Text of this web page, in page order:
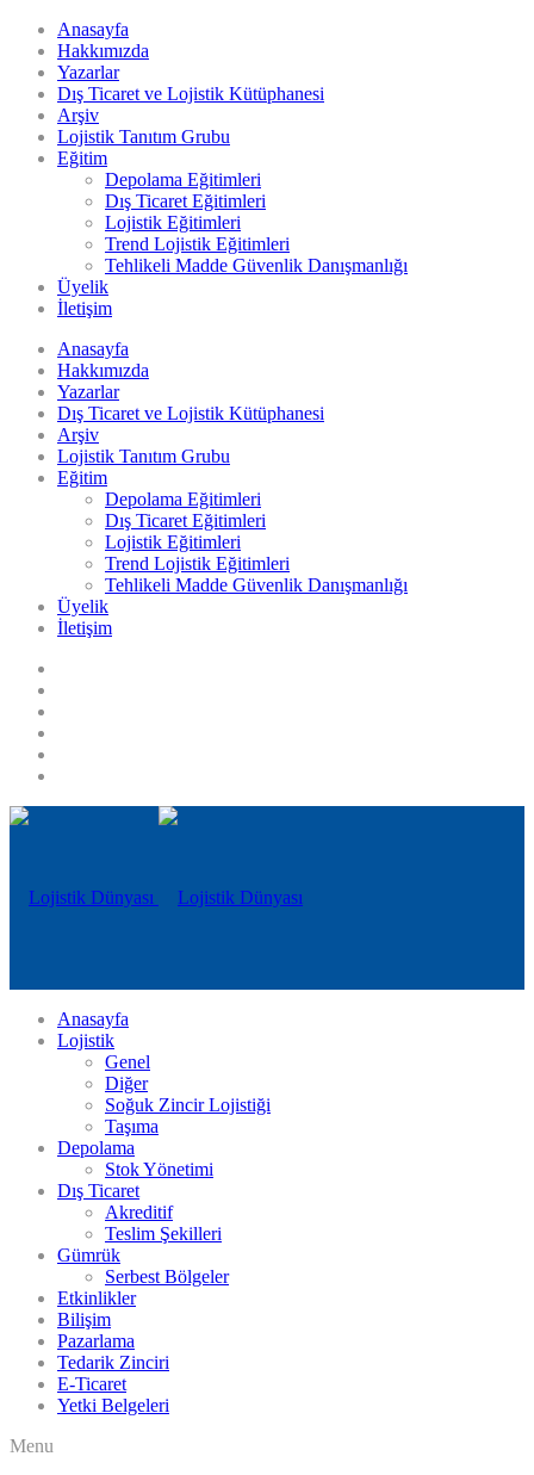
Anasayfa
Hakkımızda
Yazarlar
Dış Ticaret ve Lojistik Kütüphanesi
Arşiv
Lojistik Tanıtım Grubu
Eğitim
Depolama Eğitimleri
Dış Ticaret Eğitimleri
Lojistik Eğitimleri
Trend Lojistik Eğitimleri
Tehlikeli Madde Güvenlik Danışmanlığı
Üyelik
İletişim
Anasayfa
Hakkımızda
Yazarlar
Dış Ticaret ve Lojistik Kütüphanesi
Arşiv
Lojistik Tanıtım Grubu
Eğitim
Depolama Eğitimleri
Dış Ticaret Eğitimleri
Lojistik Eğitimleri
Trend Lojistik Eğitimleri
Tehlikeli Madde Güvenlik Danışmanlığı
Üyelik
İletişim
Anasayfa
Lojistik
Genel
Diğer
Soğuk Zincir Lojistiği
Taşıma
Depolama
Stok Yönetimi
Dış Ticaret
Akreditif
Teslim Şekilleri
Gümrük
Serbest Bölgeler
Etkinlikler
Bilişim
Pazarlama
Tedarik Zinciri
E-Ticaret
Yetki Belgeleri
Menu